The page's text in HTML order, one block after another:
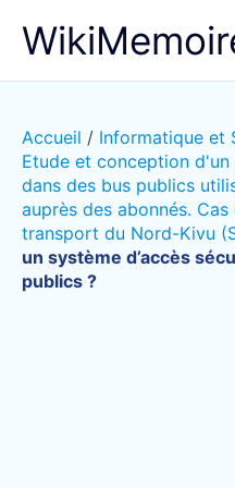
Accueil / Informatique et
Etude et conception
dans des bus publics
auprès des abonnés.
transport du Nord-Kivu
un système d’accès
publics ?